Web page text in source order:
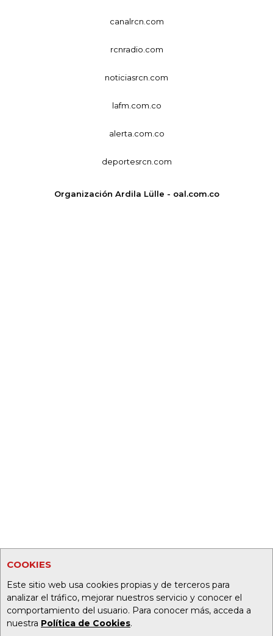
COOKIES
Este sitio web usa cookies propias y de terceros para
analizar el tráfico, mejorar nuestros servicio y conocer el
comportamiento del usuario. Para conocer más, acceda a
nuestra Política de Cookies.
canalrcn.com
rcnradio.com
noticiasrcn.com
lafm.com.co
alerta.com.co
deportesrcn.com
Organización Ardila Lülle - oal.com.co